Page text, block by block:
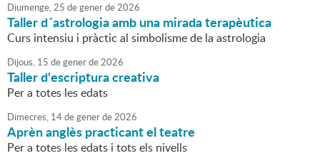
Diumenge,25 degenerde2026
Taller d´astrologia amb una mirada terapèutica
Curs intensiu i pràctic al simbolisme de la astrologia
Dijous, 15 degenerde2026
Taller d'escriptura creativa
Per a totes les edats
Dimecres, 14degenerde2026
Aprèn anglès practicant el teatre
Per a totes les edats i tots els nivells